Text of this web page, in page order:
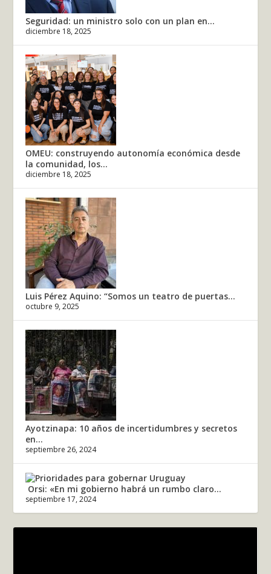
Seguridad: un ministro solo con un plan en...
diciembre 18, 2025
OMEU: construyendo autonomía económica desde
la comunidad, los...
diciembre 18, 2025
Luis Pérez Aquino: “Somos un teatro de puertas...
octubre 9, 2025
Ayotzinapa: 10 años de incertidumbres y secretos
en...
septiembre 26, 2024
Orsi: «En mi gobierno habrá un rumbo claro...
septiembre 17, 2024